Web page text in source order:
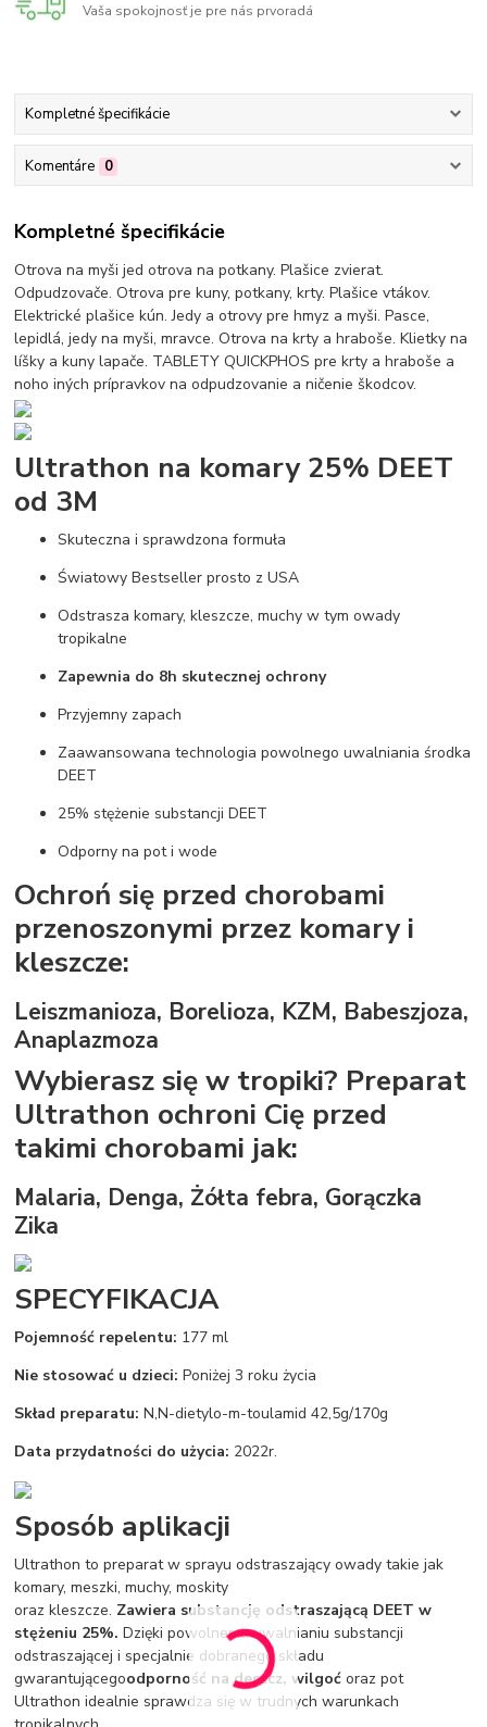
Vaša spokojnosť je pre nás prvoradá
Kompletné špecifikácie
Komentáre 0
Kompletné špecifikácie
Otrova na myši jed otrova na potkany. Plašice zvierat.
Odpudzovače. Otrova pre kuny, potkany, krty. Plašice vtákov.
Elektrické plašice kún. Jedy a otrovy pre hmyz a myši. Pasce,
lepidlá, jedy na myši, mravce. Otrova na krty a hraboše. Klietky na
líšky a kuny lapače. TABLETY QUICKPHOS pre krty a hraboše a
noho iných prípravkov na odpudzovanie a ničenie škodcov.
Ultrathon na komary 25% DEET
od 3M
Skuteczna i sprawdzona formuła
Światowy Bestseller prosto z USA
Odstrasza komary, kleszcze, muchy w tym owady
tropikalne
Zapewnia do 8h skutecznej ochrony
Przyjemny zapach
Zaawansowana technologia powolnego uwalniania środka
DEET
25% stężenie substancji DEET
Odporny na pot i wode
Ochroń się przed chorobami
przenoszonymi przez komary i
kleszcze:
Leiszmanioza, Borelioza, KZM, Babeszjoza,
Anaplazmoza
Wybierasz się w tropiki? Preparat
Ultrathon ochroni Cię przed
takimi chorobami jak:
Malaria, Denga, Żółta febra, Gorączka
Zika
SPECYFIKACJA
Pojemność repelentu: 177 ml
Nie stosować u dzieci: Poniżej 3 roku życia
Skład preparatu:N,N-dietylo-m-toulamid 42,5g/170g
Data przydatności do użycia: 2022r.
Sposób aplikacji
Ultrathon to preparat w sprayu odstraszający owady takie jak
komary, meszki, muchy, moskity
oraz kleszcze. Zawiera substancję odstraszającą DEET w
stężeniu 25%. Dzięki powolnemu uwalnianiu substancji
odstraszającej i specjalnie dobranego składu
gwarantującegoodporność na deszcz, wilgoć oraz pot
Ultrathon idealnie sprawdza się w trudnych warunkach